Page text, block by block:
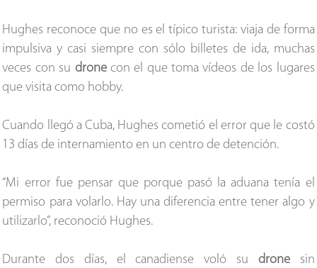
Hughes reconoce que no es el típico turista: viaja de forma
impulsiva y casi siempre con sólo billetes de ida, muchas
veces con su dronecon el que toma vídeos de los lugares
que visita como hobby.
Cuando llegó a Cuba, Hughes cometió el error que le costó
13 días de internamiento en un centro de detención.
“Mi error fue pensar que porque pasó la aduana tenía el
permiso para volarlo. Hay una diferencia entre tener algo y
utilizarlo”, reconoció Hughes.
Durante dos días, el canadiense voló su dronesin